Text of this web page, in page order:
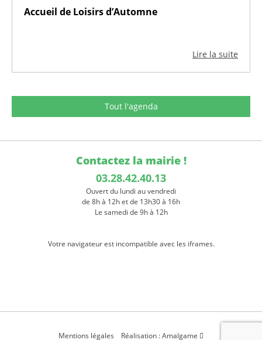
Accueil de Loisirs d’Automne
Lire la suite
Tout l'agenda
Contactez la mairie !
03.28.42.40.13
Ouvert du lundi au vendredi
de 8h à 12h et de 13h30 à 16h
Le samedi de 9h à 12h
Votre navigateur est incompatible avec les iframes.
Mentions légales Réalisation : Amalgame